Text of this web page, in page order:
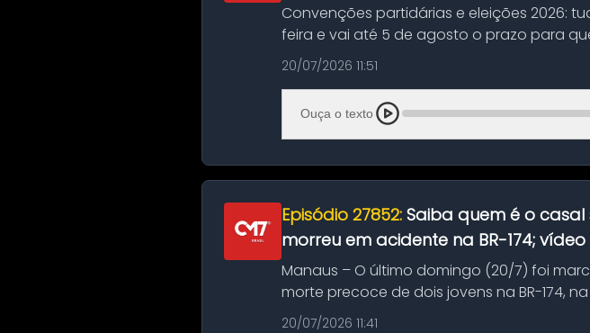
Convenções partidárias e eleições 2026:
feira e vai até 5 de agosto o prazo para
suas convençõ...
20/07/2026 11:51
Ouça o texto
Episódio 27852: Saiba quem é o
morreu em acidente na BR-174; vídeo
Manaus – O último domingo (20/7) foi
morte precoce de dois jovens na BR-174,
típico café regio...
20/07/2026 11:41